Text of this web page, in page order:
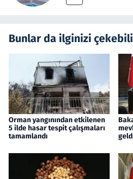
Bunlar da ilginizi
Orman yangınından etkilenen
5 ilde hasar tespit çalışmaları
tamamlandı